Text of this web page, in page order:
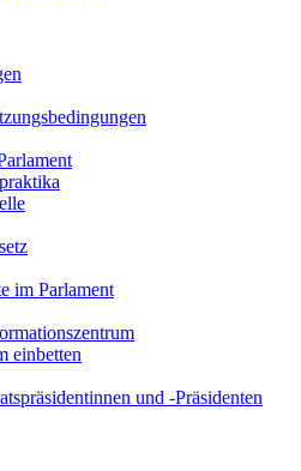
im Parlament
einbetten
und -Präsidenten